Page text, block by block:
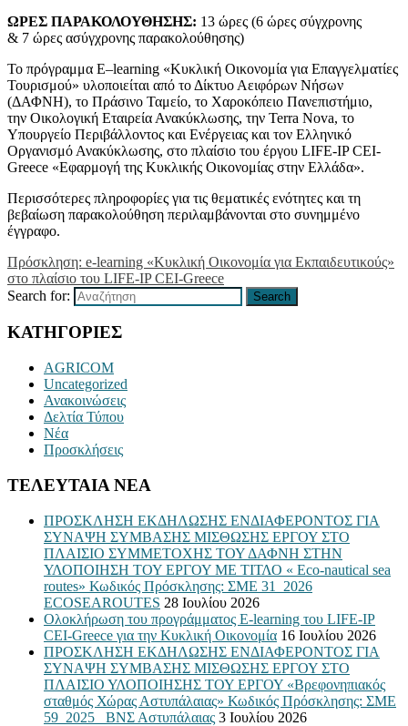
ΩΡΕΣ ΠΑΡΑΚΟΛΟΥΘΗΣΗΣ: 13 ώρες (6 ώρες σύγχρονης
& 7 ώρες ασύγχρονης παρακολούθησης)
Το πρόγραμμα E–learning «Κυκλική Οικονομία για Επαγγελματίες
Τουρισμού» υλοποιείται από το Δίκτυο Αειφόρων Νήσων
(ΔΑΦΝΗ), το Πράσινο Ταμείο, το Χαροκόπειο Πανεπιστήμιο,
την Οικολογική Εταιρεία Ανακύκλωσης, την Terra Nova, το
Υπουργείο Περιβάλλοντος και Ενέργειας και τον Ελληνικό
Οργανισμό Ανακύκλωσης, στο πλαίσιο του έργου LIFE-IP CEI-
Greece «Εφαρμογή της Κυκλικής Οικονομίας στην Ελλάδα».
Περισσότερες πληροφορίες για τις θεματικές ενότητες και τη
βεβαίωση παρακολούθηση περιλαμβάνονται στο συνημμένο
έγγραφο.
Πρόσκληση: e-learning «Κυκλική Οικονομία για Εκπαιδευτικούς»
στο πλαίσιο του LIFE-IP CEI-Greece
Search for:
Search
ΚΑΤΗΓΟΡΙΕΣ
AGRICOM
Uncategorized
Ανακοινώσεις
Δελτία Τύπου
Νέα
Προσκλήσεις
ΤΕΛΕΥΤΑΙΑ ΝΕΑ
ΠΡΟΣΚΛΗΣΗ ΕΚΔΗΛΩΣΗΣ ΕΝΔΙΑΦΕΡΟΝΤΟΣ ΓΙΑ
ΣΥΝΑΨΗ ΣΥΜΒΑΣΗΣ ΜΙΣΘΩΣΗΣ ΕΡΓΟΥ ΣΤΟ
ΠΛΑΙΣΙΟ ΣΥΜΜΕΤΟΧΗΣ ΤΟΥ ΔΑΦΝΗ ΣΤΗΝ
ΥΛΟΠΟΙΗΣΗ ΤΟΥ ΕΡΓΟΥ ΜΕ ΤΙΤΛΟ « Eco-nautical sea
routes» Κωδικός Πρόσκλησης: ΣΜΕ 31_2026
ECOSEAROUTES 28 Ιουλίου 2026
Ολοκλήρωση του προγράμματος E-learning του LIFE-IP
CEI-Greece για την Κυκλική Οικονομία 16 Ιουλίου 2026
ΠΡΟΣΚΛΗΣΗ ΕΚΔΗΛΩΣΗΣ ΕΝΔΙΑΦΕΡΟΝΤΟΣ ΓΙΑ
ΣΥΝΑΨΗ ΣΥΜΒΑΣΗΣ ΜΙΣΘΩΣΗΣ ΕΡΓΟΥ ΣΤΟ
ΠΛΑΙΣΙΟ ΥΛΟΠΟΙΗΣΗΣ ΤΟΥ ΕΡΓΟΥ «Βρεφονηπιακός
σταθμός Χώρας Αστυπάλαιας» Κωδικός Πρόσκλησης: ΣΜΕ
59_2025_ ΒΝΣ Αστυπάλαιας 3 Ιουλίου 2026